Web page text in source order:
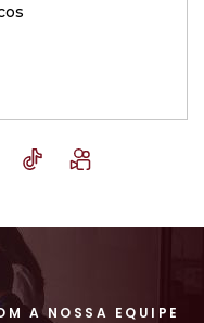
A NOSSA EQUIPE